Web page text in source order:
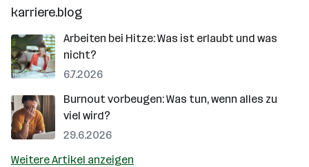
karriere.blog
Arbeiten bei Hitze: Was ist erlaubt und was
nicht?
6.7.2026
Burnout vorbeugen: Was tun, wenn alles zu
viel wird?
29.6.2026
Weitere Artikel anzeigen